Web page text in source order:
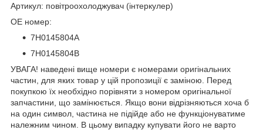
Артикул: повітроохолоджувач (інтеркулер)
OE номер:
7H0145804A
7H0145804B
УВАГА! наведені вище номери є номерами оригінальних
частин, для яких товар у цій пропозиції є заміною. Перед
покупкою їх необхідно порівняти з номером оригінальної
запчастини, що замінюється. Якщо вони відрізняються хоча б
на один символ, частина не підійде або не функціонуватиме
належним чином. В цьому випадку купувати його не варто